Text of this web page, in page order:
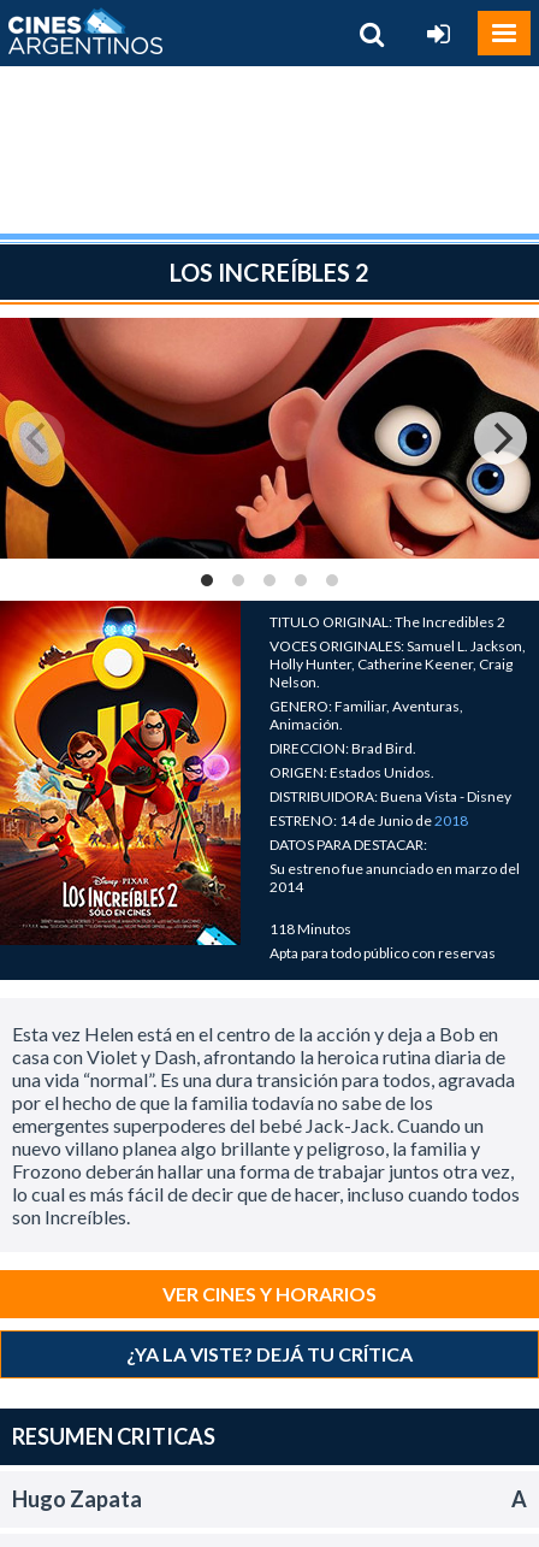
LOS INCREÍBLES 2
TITULO ORIGINAL: The Incredibles 2
VOCES ORIGINALES: Samuel L. Jackson,
Holly Hunter, Catherine Keener, Craig
Nelson.
GENERO: Familiar, Aventuras,
Animación.
DIRECCION: Brad Bird.
ORIGEN: Estados Unidos.
DISTRIBUIDORA: Buena Vista - Disney
ESTRENO: 14 de Junio de2018
DATOS PARA DESTACAR:
Su estreno fue anunciado en marzo del
2014
118 Minutos
Apta para todo público con reservas
Esta vez Helen está en el centro de la acción y deja a Bob en
casa con Violet y Dash, afrontando la heroica rutina diaria de
una vida “normal”. Es una dura transición para todos, agravada
por el hecho de que la familia todavía no sabe de los
emergentes superpoderes del bebé Jack-Jack. Cuando un
nuevo villano planea algo brillante y peligroso, la familia y
Frozono deberán hallar una forma de trabajar juntos otra vez,
lo cual es más fácil de decir que de hacer, incluso cuando todos
son Increíbles.
VER CINES Y HORARIOS
¿YA LA VISTE? DEJÁ TU CRÍTICA
RESUMEN CRITICAS
Hugo Zapata A